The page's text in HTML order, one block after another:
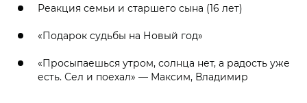
Реакция семьи и старшего сына (16 лет)
«Подарок судьбы на Новый год»
«Просыпаешься утром, солнца нет, а радость уже
есть. Сел и поехал» — Максим, Владимир